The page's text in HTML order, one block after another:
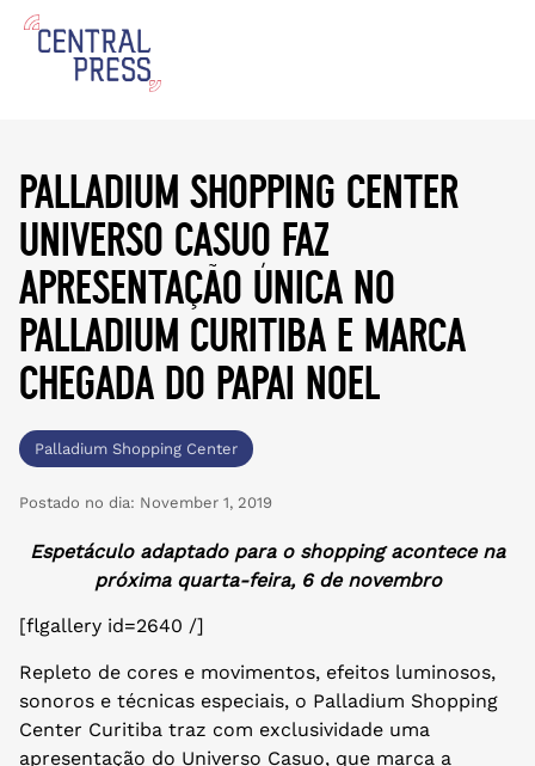
palladium shopping center
universo casuo faz
apresentação única no
palladium curitiba e marca
chegada do papai noel
Palladium Shopping Center
Postado no dia: November 1, 2019
Espetáculo adaptado para o shopping acontece na
próxima quarta-feira, 6 de novembro
[flgallery id=2640 /]
Repleto de cores e movimentos, efeitos luminosos,
sonoros e técnicas especiais, o Palladium Shopping
Center Curitiba traz com exclusividade uma
apresentação do Universo Casuo, que marca a